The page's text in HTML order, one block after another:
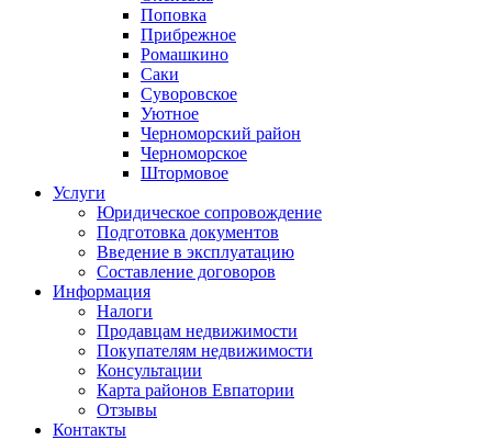
Поповка
Прибрежное
Ромашкино
Саки
Суворовское
Уютное
Черноморский район
Черноморское
Штормовое
Услуги
Юридическое сопровождение
Подготовка документов
Введение в эксплуатацию
Составление договоров
Информация
Налоги
Продавцам недвижимости
Покупателям недвижимости
Консультации
Карта районов Евпатории
Отзывы
Контакты